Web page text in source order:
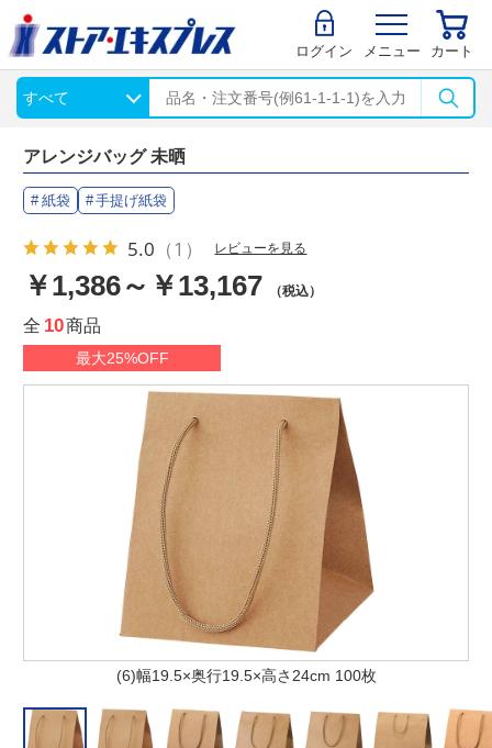
ログイン メニュー カート
アレンジバッグ 未晒
紙袋 手提げ紙袋
5.0 （1） レビューを見る
￥1,386～￥13,167 （税込）
全 10商品
最大25%OFF
(6)幅19.5×奥行19.5×高さ24cm 100枚